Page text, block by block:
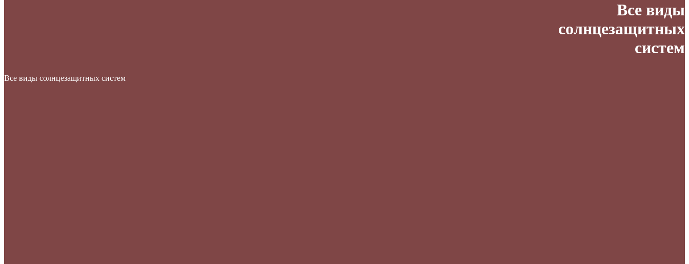
Все виды
солнцезащитных
систем
Все виды солнцезащитных систем